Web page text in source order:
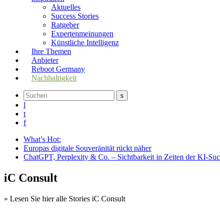
Aktuelles
Success Stories
Ratgeber
Expertenmeinungen
Künstliche Intelligenz
Ihre Themen
Anbieter
Reboot Germany
Nachhaltigkeit
s
l
t
f
What’s Hot:
Europas digitale Souveränität rückt näher
ChatGPT, Perplexity & Co. – Sichtbarkeit in Zeiten der KI-
iC Consult
» Lesen Sie hier alle Stories iC Consult